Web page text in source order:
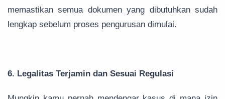
memastikan semua dokumen yang dibutuhkan sudah
lengkap sebelum proses pengurusan dimulai.
6. Legalitas Terjamin dan Sesuai Regulasi